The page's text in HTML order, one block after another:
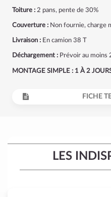
Toiture : 2 pans, pente de 30%
Couverture : Non fournie, charge
Livraison : En camion 38 T
Déchargement : Prévoir au moins
MONTAGE SIMPLE : 1 À 2
FICHE
LES